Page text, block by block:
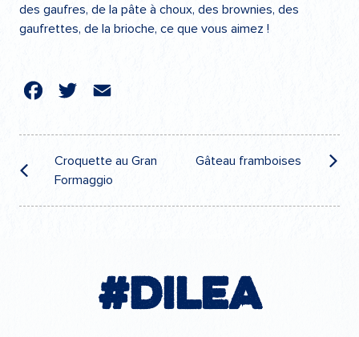
des gaufres, de la pâte à choux, des brownies, des
gaufrettes, de la brioche, ce que vous aimez !
Twitter
Email
Navigation
de
l’article
Croquette au Gran
Formaggio
Gâteau framboises
#Dilea